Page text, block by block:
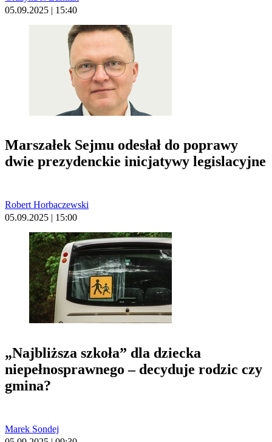
05.09.2025 | 15:40
Marszałek Sejmu odesłał do poprawy
dwie prezydenckie inicjatywy legislacyjne
Robert Horbaczewski
05.09.2025 | 15:00
„Najbliższa szkoła” dla dziecka
niepełnosprawnego – decyduje rodzic czy
gmina?
Marek Sondej